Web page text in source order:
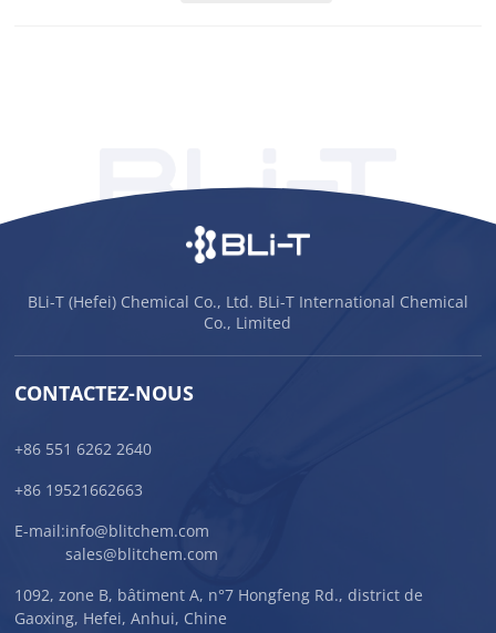
BLi-T (Hefei) Chemical Co., Ltd. BLi-T International Chemical
Co., Limited
CONTACTEZ-NOUS
+86 551 6262 2640
+86 19521662663
E-mail:info@blitchem.com
sales@blitchem.com
1092, zone B, bâtiment A, n°7 Hongfeng Rd., district de
Gaoxing, Hefei, Anhui, Chine